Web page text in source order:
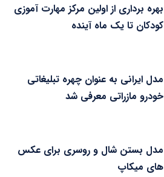
بهره برداری از اولین مرکز مهارت آموزی
کودکان تا یک ماه آینده
مدل ایرانی به عنوان چهره تبلیغاتی
خودرو مازراتی معرفی شد
مدل بستن شال و روسری برای عکس
های میکاپ